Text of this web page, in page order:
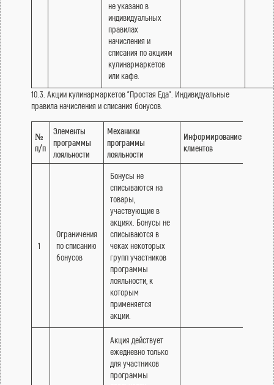
не указано в
индивидуальных
правилах
начисления и
списания по акциям
кулинармаркетов
или кафе.
10.3. Акции кулинармаркетов "Простая Еда". Индивидуальные
правила начисления и списания бонусов.
№
п/п
Элементы
программы
лояльности
Механики
программы
лояльности
Информирование
клиентов
бонусов
1
Ограничения
по списанию
бонусов
Бонусы не
списываются на
товары,
участвующие в
акциях. Бонусы не
списываются в
чеках некоторых
групп участников
программы
лояльности, к
которым
применяется
акции.
Акция действует
ежедневно только
для участников
программы